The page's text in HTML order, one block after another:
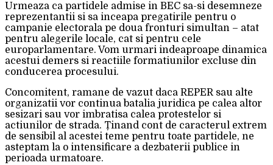
Urmeaza ca partidele admise in BEC sa-si desemneze
reprezentantii si sa inceapa pregatirile pentru o
campanie electorala pe doua fronturi simultan – atat
pentru alegerile locale, cat si pentru cele
europarlamentare. Vom urmari indeaproape dinamica
acestui demers si reactiile formatiunilor excluse din
conducerea procesului.
Concomitent, ramane de vazut daca REPER sau alte
organizatii vor continua batalia juridica pe calea altor
sesizari sau vor imbratisa calea protestelor si
actiunilor de strada. Ținand cont de caracterul extrem
de sensibil al acestei teme pentru toate partidele, ne
asteptam la o intensificare a dezbaterii publice in
perioada urmatoare.